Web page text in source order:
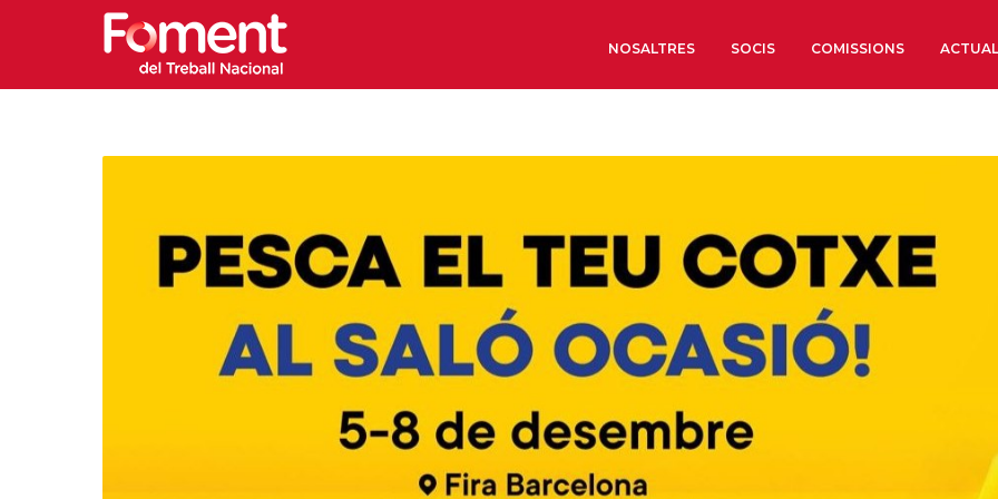
NOSALTRES
Estructura Executiva
Institut d’Estudis
Societat Barcelonesa
Econòmics i Socials
Organitzacions
SOCIS COMISSIONS